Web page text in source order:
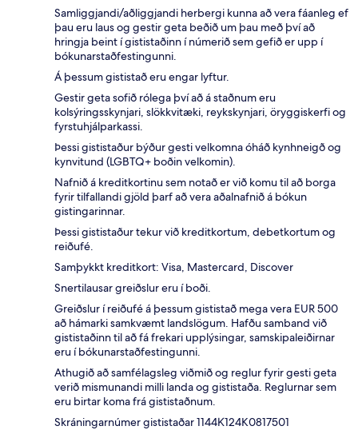
Samliggjandi/aðliggjandi herbergi kunna að vera fáanleg ef
þau eru laus og gestir geta beðið um þau með því að
hringja beint í gististaðinn í númerið sem gefið er upp í
bókunarstaðfestingunni.
Á þessum gististað eru engar lyftur.
Gestir geta sofið rólega því að á staðnum eru
kolsýringsskynjari, slökkvitæki, reykskynjari, öryggiskerfi og
fyrstuhjálparkassi.
Þessi gististaður býður gesti velkomna óháð kynhneigð og
kynvitund (LGBTQ+ boðin velkomin).
Nafnið á kreditkortinu sem notað er við komu til að borga
fyrir tilfallandi gjöld þarf að vera aðalnafnið á bókun
gistingarinnar.
Þessi gististaður tekur við kreditkortum, debetkortum og
reiðufé.
Samþykkt kreditkort: Visa, Mastercard, Discover
Snertilausar greiðslur eru í boði.
Greiðslur í reiðufé á þessum gististað mega vera EUR 500
að hámarki samkvæmt landslögum. Hafðu samband við
gististaðinn til að fá frekari upplýsingar, samskipaleiðirnar
eru í bókunarstaðfestingunni.
Athugið að samfélagsleg viðmið og reglur fyrir gesti geta
verið mismunandi milli landa og gististaða. Reglurnar sem
eru birtar koma frá gististaðnum.
Skráningarnúmer gististaðar 1144Κ124K0817501